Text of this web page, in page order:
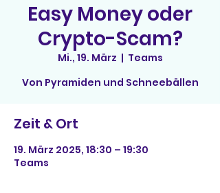
Easy Money oder
Crypto-Scam?
Mi., 19. März
  |
Teams
Von Pyramiden und Schneebällen
Zeit & Ort
19. März 2025, 18:30 – 19:30
Teams